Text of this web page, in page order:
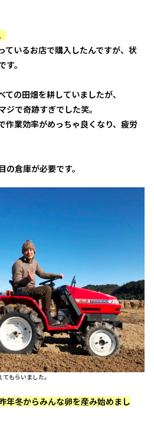
ているお店で購入したんですが、状
。
の田畑を耕していましたが、
ジで奇跡すぎでした笑。
作業効率がめっちゃ良くなり、疲労
の倉庫が必要です。
もらいました。
年冬からみんな卵を産み始めまし